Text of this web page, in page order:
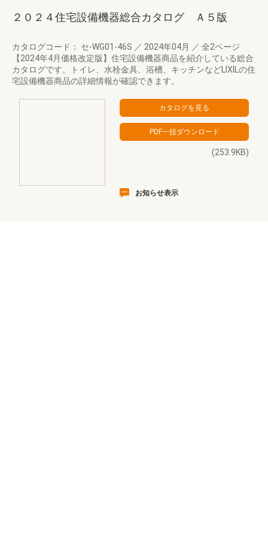
２０２４住宅設備機器総合カタログ Ａ５版
カタログコード： セ-WG01-46S ／ 2024年04月 ／ 全2ページ
【2024年4月価格改定版】住宅設備機器商品を紹介している総合
カタログです。トイレ、水栓金具、浴槽、キッチンなどLIXILの住
宅設備機器商品の詳細情報が確認できます。
(253.9KB)
お知らせ表示